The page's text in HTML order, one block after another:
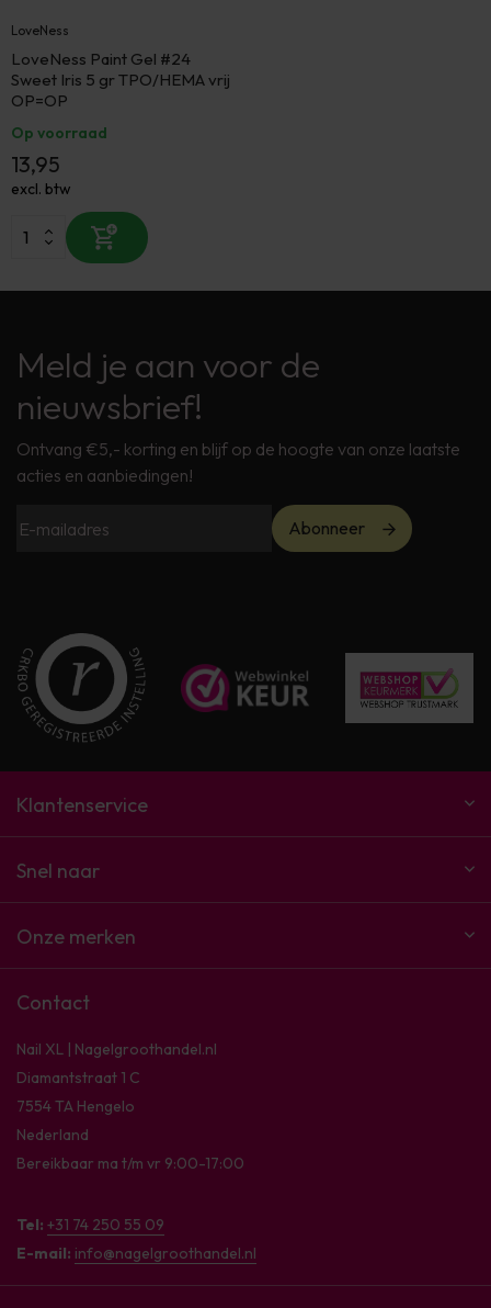
LoveNess
LoveNess Paint Gel #24
Sweet Iris 5 gr TPO/HEMA vrij
OP=OP
Op voorraad
13,95
excl. btw
Meld je aan voor de
nieuwsbrief!
Ontvang €5,- korting en blijf op de hoogte van onze laatste
acties en aanbiedingen!
Abonneer
Klantenservice
Snel naar
Onze merken
Contact
Nail XL | Nagelgroothandel.nl
Diamantstraat 1 C
7554 TA Hengelo
Nederland
Bereikbaar ma t/m vr 9:00-17:00
Tel: +31 74 250 55 09
E-mail: info@nagelgroothandel.nl